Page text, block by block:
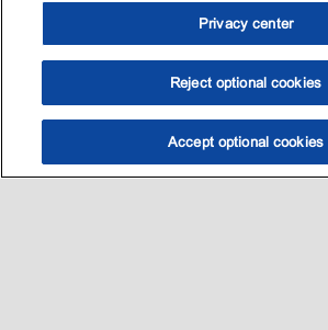
选油助手 查找门店
Privacy center
Reject optional cookies
Accept optional cookies